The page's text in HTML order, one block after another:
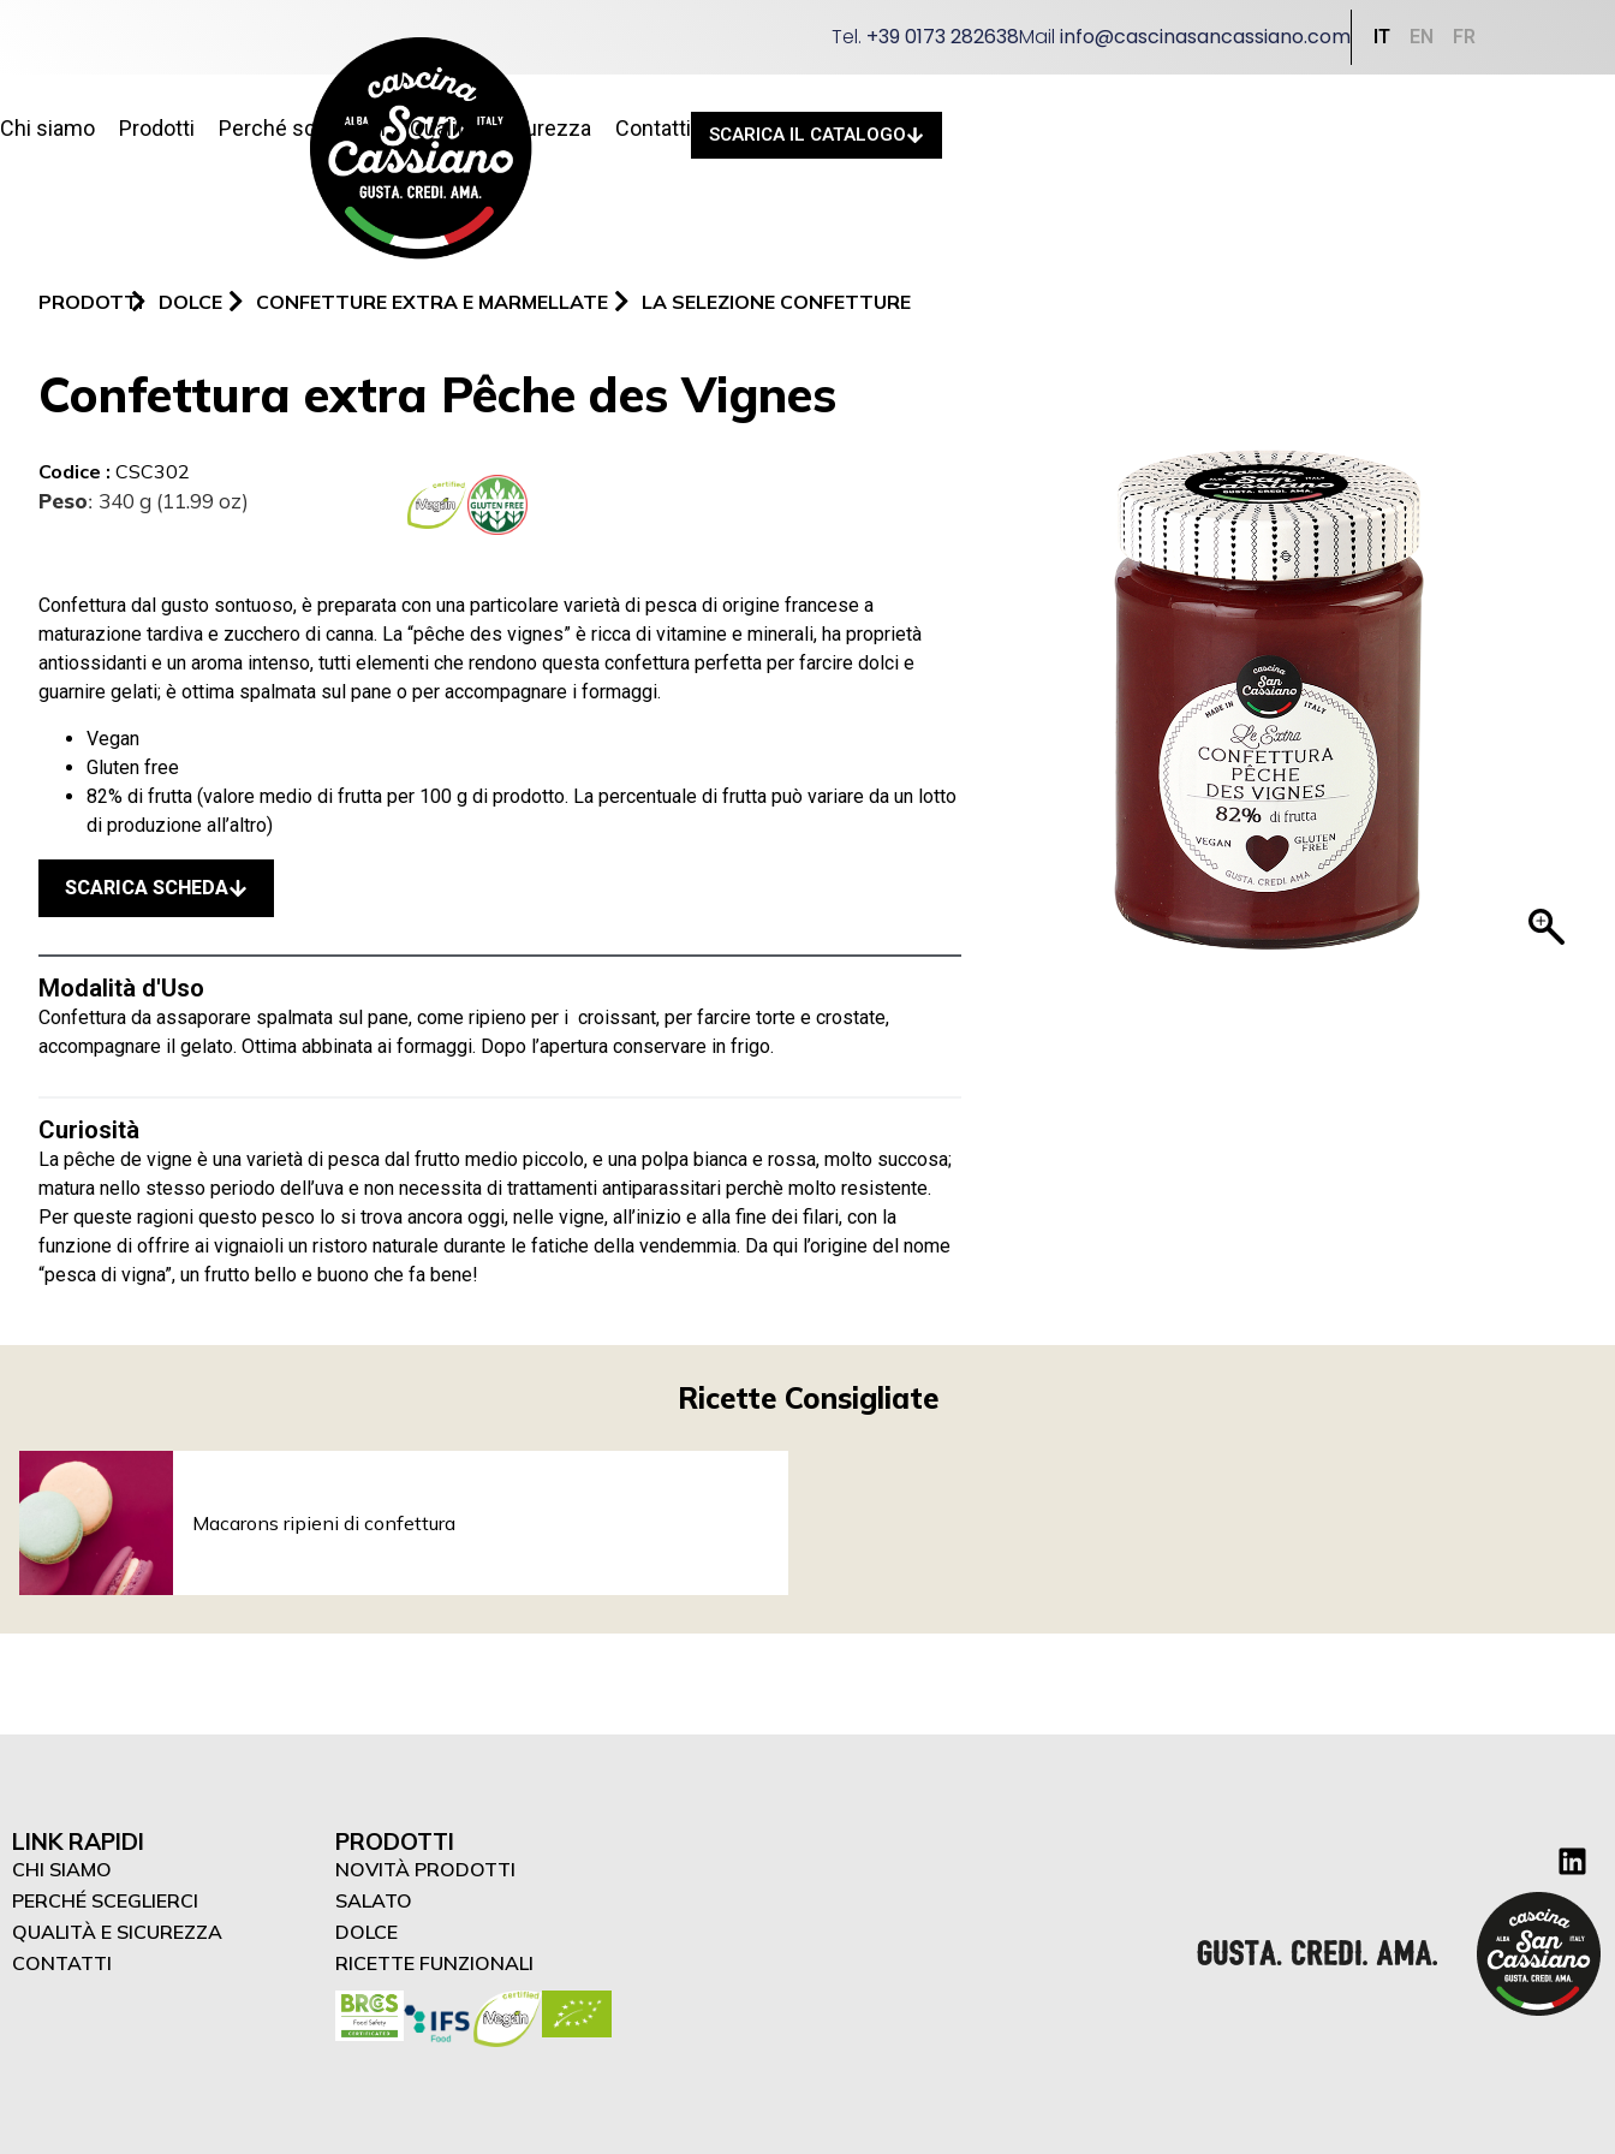
Tel. +39 0173 282638Mailinfo@cascinasancassiano.com IT EN FR
Chi siamo Prodotti Perché sceglierci Qualità e sicurezza Contatti SCARICA IL CATALOGO
PRODOTTI DOLCE CONFETTURE EXTRA E MARMELLATE LA SELEZIONE CONFETTURE
Confettura extra Pêche des Vignes
Codice : CSC302
Peso: 340 g (11.99 oz)
Confettura dal gusto sontuoso, è preparata con una particolare varietà di pesca di origine francese a
maturazione tardiva e zucchero di canna. La “pêche des vignes” è ricca di vitamine e minerali, ha proprietà
antiossidanti e un aroma intenso, tutti elementi che rendono questa confettura perfetta per farcire dolci e
guarnire gelati; è ottima spalmata sul pane o per accompagnare i formaggi.
Vegan
Gluten free
82% di frutta (valore medio di frutta per 100 g di prodotto. La percentuale di frutta può variare da un lotto
di produzione all’altro)
SCARICA SCHEDA
Modalità d'Uso
Confettura da assaporare spalmata sul pane, come ripieno per i croissant, per farcire torte e crostate,
accompagnare il gelato. Ottima abbinata ai formaggi. Dopo l’apertura conservare in frigo.
Curiosità
La pêche de vigne è una varietà di pesca dal frutto medio piccolo, e una polpa bianca e rossa, molto succosa;
matura nello stesso periodo dell’uva e non necessita di trattamenti antiparassitari perchè molto resistente.
Per queste ragioni questo pesco lo si trova ancora oggi, nelle vigne, all’inizio e alla fine dei filari, con la
funzione di offrire ai vignaioli un ristoro naturale durante le fatiche della vendemmia. Da qui l’origine del nome
“pesca di vigna”, un frutto bello e buono che fa bene!
Ricette Consigliate
Macarons ripieni di confettura
LINK RAPIDI
CHI SIAMO
PERCHÉ SCEGLIERCI
QUALITÀ E SICUREZZA
CONTATTI
PRODOTTI
NOVITÀ PRODOTTI
SALATO
DOLCE
RICETTE FUNZIONALI